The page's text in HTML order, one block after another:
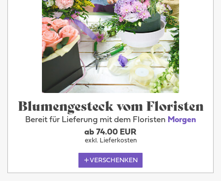
Blumengesteck vom Floristen
Bereit für Lieferung mit dem Floristen Morgen
ab 74.00 EUR
exkl. Lieferkosten
VERSCHENKEN